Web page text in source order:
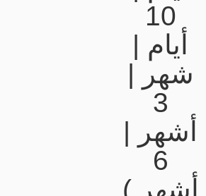
10
أيام |
شهر |
3
أشهر |
6
أشهر )